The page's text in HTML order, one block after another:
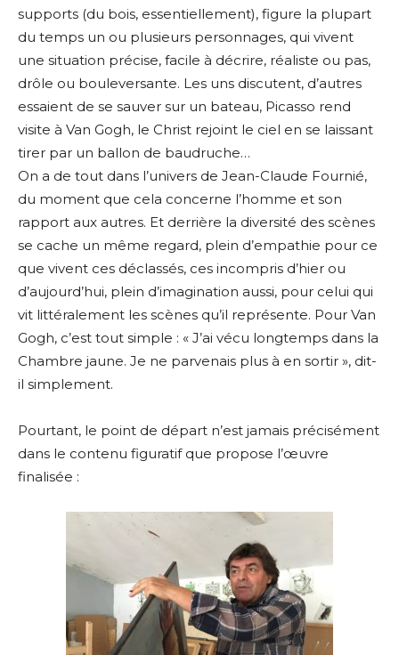
supports (du bois, essentiellement), figure la plupart
du temps un ou plusieurs personnages, qui vivent
une situation précise, facile à décrire, réaliste ou pas,
drôle ou bouleversante. Les uns discutent, d’autres
essaient de se sauver sur un bateau, Picasso rend
visite à Van Gogh, le Christ rejoint le ciel en se laissant
tirer par un ballon de baudruche…
On a de tout dans l’univers de Jean-Claude Fournié,
du moment que cela concerne l’homme et son
rapport aux autres. Et derrière la diversité des scènes
se cache un même regard, plein d’empathie pour ce
que vivent ces déclassés, ces incompris d’hier ou
d’aujourd’hui, plein d’imagination aussi, pour celui qui
vit littéralement les scènes qu’il représente. Pour Van
Gogh, c’est tout simple : « J’ai vécu longtemps dans la
Chambre jaune. Je ne parvenais plus à en sortir », dit-
il simplement.
Pourtant, le point de départ n’est jamais précisément
dans le contenu figuratif que propose l’œuvre
finalisée :